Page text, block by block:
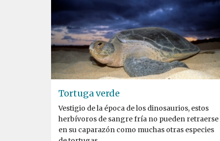
Tortuga verde
Vestigio de la época de los dinosaurios, estos
herbívoros de sangre fría no pueden retraerse
en su caparazón como muchas otras especies